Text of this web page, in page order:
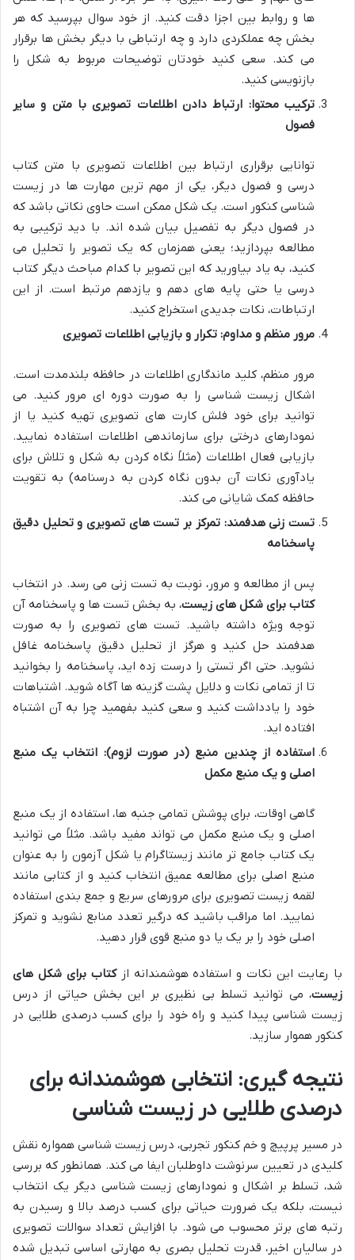
ها و روابط بین اجزا دقت کنید. از خود سوال بپرسید که هر
بخش چه عملکردی دارد و چه ارتباطی با دیگر بخش ها برقرار
می کند. سعی کنید خودتان توضیحات مربوط به شکل را
بازنویسی کنید.
ترکیب محتوا: ارتباط دادن اطلاعات تصویری با متن و سایر
فصول
توانایی برقراری ارتباط بین اطلاعات تصویری با متن کتاب
درسی و فصول دیگر، یکی از مهم ترین مهارت ها در زیست
شناسی کنکور است. یک شکل ممکن است حاوی نکاتی باشد که
در فصول دیگر به تفصیل بیان شده اند. با دید ترکیبی به
مطالعه بپردازید؛ یعنی همزمان که یک تصویر را تحلیل می
کنید، به یاد بیاورید که این تصویر با کدام مباحث دیگر کتاب
درسی یا حتی پایه های دهم و یازدهم مرتبط است. از این
ارتباطات، نکات جدیدی استخراج کنید.
مرور منظم و مداوم: تکرار و بازیابی اطلاعات تصویری
مرور منظم، کلید ماندگاری اطلاعات در حافظه بلندمدت است.
اشکال زیست شناسی را به صورت دوره ای مرور کنید. می
توانید برای خود فلش کارت های تصویری تهیه کنید یا از
نمودارهای درختی برای سازماندهی اطلاعات استفاده نمایید.
بازیابی فعال اطلاعات (مثلاً نگاه کردن به شکل و تلاش برای
یادآوری نکات آن بدون نگاه کردن به درسنامه) به تقویت
حافظه کمک شایانی می کند.
تست زنی هدفمند: تمرکز بر تست های تصویری و تحلیل دقیق
پاسخنامه
پس از مطالعه و مرور، نوبت به تست زنی می رسد. در انتخاب
کتاب برای شکل های زیست، به بخش تست ها و پاسخنامه آن
توجه ویژه داشته باشید. تست های تصویری را به صورت
هدفمند حل کنید و هرگز از تحلیل دقیق پاسخنامه غافل
نشوید. حتی اگر تستی را درست زده اید، پاسخنامه را بخوانید
تا از تمامی نکات و دلایل پشت گزینه ها آگاه شوید. اشتباهات
خود را یادداشت کنید و سعی کنید بفهمید چرا به آن اشتباه
افتاده اید.
استفاده از چندین منبع (در صورت لزوم): انتخاب یک منبع
اصلی و یک منبع مکمل
گاهی اوقات، برای پوشش تمامی جنبه ها، استفاده از یک منبع
اصلی و یک منبع مکمل می تواند مفید باشد. مثلاً می توانید
یک کتاب جامع تر مانند زیستاگرام یا شکل آزمون را به عنوان
منبع اصلی برای مطالعه عمیق انتخاب کنید و از کتابی مانند
لقمه زیست تصویری برای مرورهای سریع و جمع بندی استفاده
نمایید. اما مراقب باشید که درگیر تعدد منابع نشوید و تمرکز
اصلی خود را بر یک یا دو منبع قوی قرار دهید.
با رعایت این نکات و استفاده هوشمندانه ازکتاب برای شکل های
زیست، می توانید تسلط بی نظیری بر این بخش حیاتی از درس
زیست شناسی پیدا کنید و راه خود را برای کسب درصدی طلایی در
کنکور هموار سازید.
نتیجه گیری: انتخابی هوشمندانه برای
درصدی طلایی در زیست شناسی
در مسیر پرپیچ و خم کنکور تجربی، درس زیست شناسی همواره نقش
کلیدی در تعیین سرنوشت داوطلبان ایفا می کند. همانطور که بررسی
شد، تسلط بر اشکال و نمودارهای زیست شناسی دیگر یک انتخاب
نیست، بلکه یک ضرورت حیاتی برای کسب درصد بالا و رسیدن به
رتبه های برتر محسوب می شود. با افزایش تعداد سوالات تصویری
در سالیان اخیر، قدرت تحلیل بصری به مهارتی اساسی تبدیل شده